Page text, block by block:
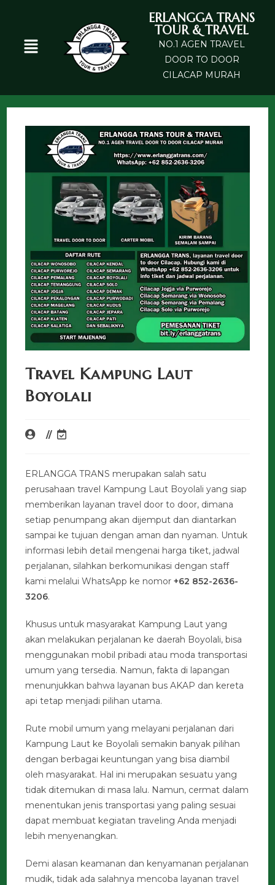
ERLANGGA TRANS
TOUR & TRAVEL
NO.1 AGEN TRAVEL
DOOR TO DOOR
CILACAP MURAH
Travel Kampung Laut
Boyolali
ERLANGGA TRANS merupakan salah satu
perusahaan travel Kampung Laut Boyolali yang siap
memberikan layanan travel door to door, dimana
setiap penumpang akan dijemput dan diantarkan
sampai ke tujuan dengan aman dan nyaman. Untuk
informasi lebih detail mengenai harga tiket, jadwal
perjalanan, silahkan berkomunikasi dengan staff
kami melalui WhatsApp ke nomor+62 852-2636-
3206.
Khusus untuk masyarakat Kampung Laut yang
akan melakukan perjalanan ke daerah Boyolali, bisa
menggunakan mobil pribadi atau moda transportasi
umum yang tersedia. Namun, fakta di lapangan
menunjukkan bahwa layanan bus AKAP dan kereta
api tetap menjadi pilihan utama.
Rute mobil umum yang melayani perjalanan dari
Kampung Laut ke Boyolali semakin banyak pilihan
dengan berbagai keuntungan yang bisa diambil
oleh masyarakat. Hal ini merupakan sesuatu yang
tidak ditemukan di masa lalu. Namun, cermat dalam
menentukan jenis transportasi yang paling sesuai
dapat membuat kegiatan traveling Anda menjadi
lebih menyenangkan.
Demi alasan keamanan dan kenyamanan perjalanan
mudik, tidak ada salahnya mencoba layanan travel